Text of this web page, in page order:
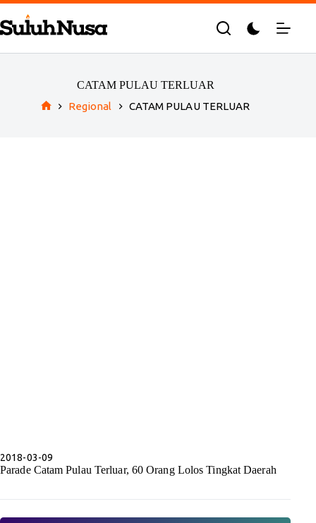
Skip
to
content
CATAM PULAU TERLUAR
Regional CATAM PULAU TERLUAR
2018-03-09
Parade Catam Pulau Terluar, 60 Orang Lolos Tingkat Daerah